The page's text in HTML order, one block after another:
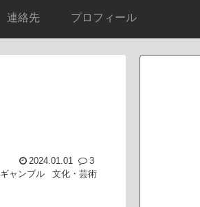
連絡先 プロフィール
2024.01.01
3
ギャンブル
文化・芸術